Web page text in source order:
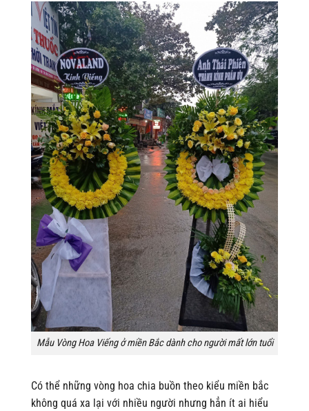
Mẫu Vòng Hoa Viếng ở miền Bắc dành cho người mất lớn tuổi
Có thể những vòng hoa chia buồn theo kiểu miền bắc
không quá xa lại với nhiều người nhưng hẳn ít ai hiểu